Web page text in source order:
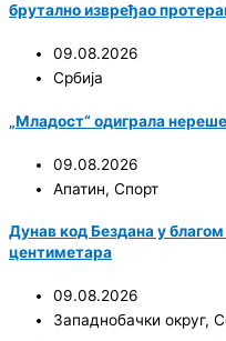
брутално извређао
09.08.2026
Србија
„Младост“ одиграла
09.08.2026
Апатин, Спорт
Дунав код Бездана у
центиметара
09.08.2026
Западнобачки округ,